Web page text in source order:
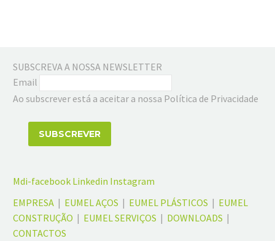
SUBSCREVA A NOSSA NEWSLETTER
Email
Ao subscrever está a aceitar a nossa Política de Privacidade
Mdi-facebook Linkedin Instagram
EMPRESA | EUMEL AÇOS | EUMEL PLÁSTICOS | EUMEL
CONSTRUÇÃO | EUMEL SERVIÇOS | DOWNLOADS |
CONTACTOS